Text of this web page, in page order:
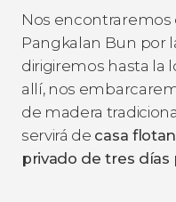
Nos
Pangkalan Bun por
dirigiremos hasta la
allí, nos
de madera
servirá de casa
privado de tres días